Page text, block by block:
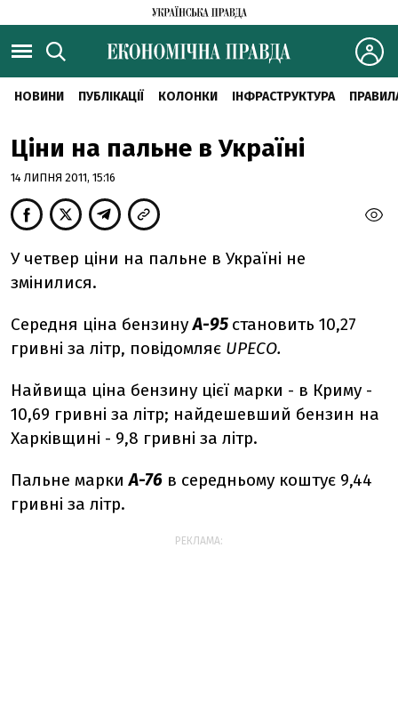
НОВИНИ ПУБЛІКАЦІЇ КОЛОНКИ ІНФРАСТРУКТУРА
Ціни на пальне в Україні
14 ЛИПНЯ 2011, 15:16
У четвер ціни на пальне в Україні не
змінилися.
Середня ціна бензинуА-95 становить 10,27
гривні за літр, повідомляє UPECO.
Найвища ціна бензину цієї марки - в Криму -
10,69 гривні за літр; найдешевший бензин на
Харківщині - 9,8 гривні за літр.
Пальне маркиА-76 в середньому коштує 9,44
гривні за літр.
РЕКЛАМА: